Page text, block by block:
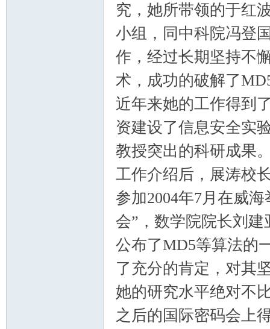
究，她所带领的于红
小组，同中科院冯登
作，经过长期坚持不
术，成功的破解了
近年来她的工作得到
资建设了信息安全实
教授突出的科研成果
工作介绍后，展涛校
参加2004年7月在威
会”，数学院院长刘
公布了MD5等算法的
了充分的肯定，对其
她的研究水平绝对不
之后的国际密码会上